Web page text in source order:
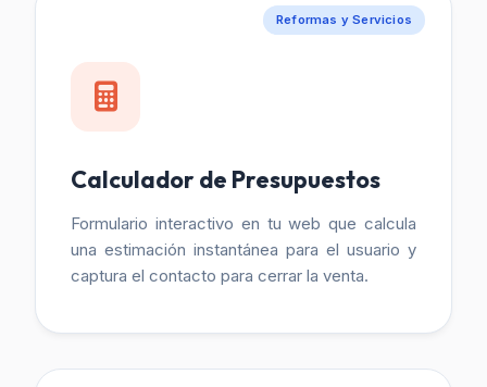
Reformas y Servicios
Calculador de Presupuestos
Formulario interactivo en tu web que calcula
una estimación instantánea para el usuario y
captura el contacto para cerrar la venta.